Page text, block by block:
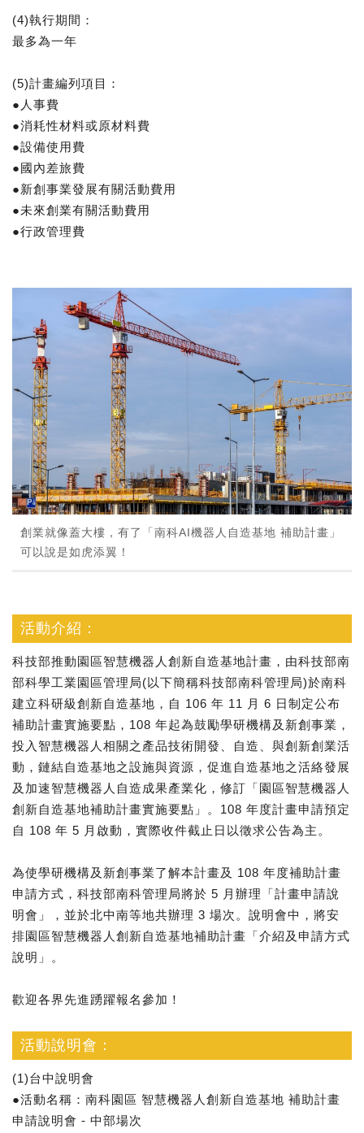
(4)執行期間：
最多為一年
(5)計畫編列項目：
●人事費
●消耗性材料或原材料費
●設備使用費
●國內差旅費
●新創事業發展有關活動費用
●未來創業有關活動費用
●行政管理費
創業就像蓋大樓，有了「南科AI機器人自造基地 補助計畫」
可以說是如虎添翼！
活動介紹：
科技部推動園區智慧機器人創新自造基地計畫，由科技部南
部科學工業園區管理局(以下簡稱科技部南科管理局)於南科
建立科研級創新自造基地，自 106 年 11 月 6 日制定公布
補助計畫實施要點，108 年起為鼓勵學研機構及新創事業，
投入智慧機器人相關之產品技術開發、自造、與創新創業活
動，鏈結自造基地之設施與資源，促進自造基地之活絡發展
及加速智慧機器人自造成果產業化，修訂「園區智慧機器人
創新自造基地補助計畫實施要點」。108 年度計畫申請預定
自 108 年 5 月啟動，實際收件截止日以徵求公告為主。
為使學研機構及新創事業了解本計畫及 108 年度補助計畫
申請方式，科技部南科管理局將於 5 月辦理「計畫申請說
明會」，並於北中南等地共辦理 3 場次。說明會中，將安
排園區智慧機器人創新自造基地補助計畫「介紹及申請方式
說明」。
歡迎各界先進踴躍報名參加！
活動說明會：
(1)台中說明會
●活動名稱：南科園區 智慧機器人創新自造基地 補助計畫
申請說明會 - 中部場次